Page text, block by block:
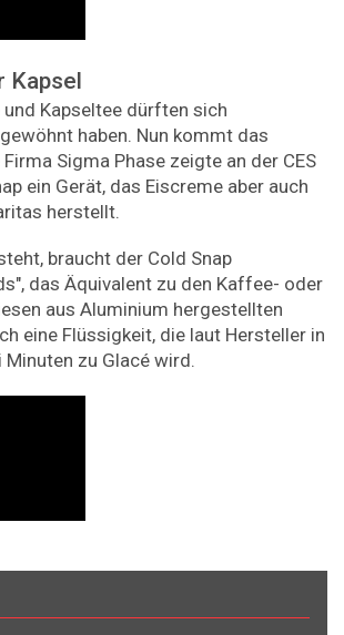
Kapsel
Kapseltee dürften sich
haben. Nun kommt das
Sigma Phase zeigte an der CES
ein Gerät, das Eiscreme aber auch
herstellt.
braucht der Cold Snap
das Äquivalent zu den Kaffee- oder
aus Aluminium hergestellten
eine Flüssigkeit, die laut Hersteller in
zu Glacé wird.